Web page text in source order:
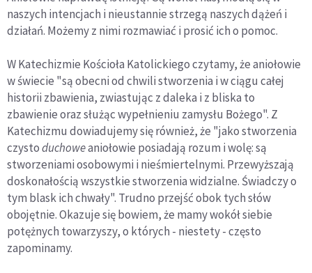
naszych intencjach i nieustannie strzegą naszych dążeń i
działań. Możemy z nimi rozmawiać i prosić ich o pomoc.
W Katechizmie Kościoła Katolickiego czytamy, że aniołowie
w świecie "są obecni od chwili stworzenia i w ciągu całej
historii zbawienia, zwiastując z daleka i z bliska to
zbawienie oraz służąc wypełnieniu zamysłu Bożego". Z
Katechizmu dowiadujemy się również, że "jako stworzenia
czystoduchoweaniołowie posiadają rozum i wolę: są
stworzeniami osobowymi i nieśmiertelnymi. Przewyższają
doskonałością wszystkie stworzenia widzialne. Świadczy o
tym blask ich chwały". Trudno przejść obok tych słów
obojętnie. Okazuje się bowiem, że mamy wokół siebie
potężnych towarzyszy, o których - niestety - często
zapominamy.